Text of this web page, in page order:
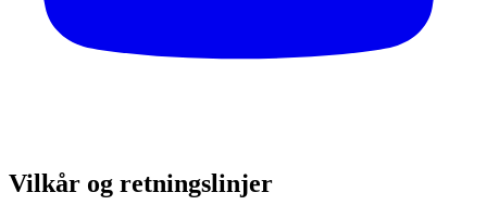
Vilkår og retningslinjer